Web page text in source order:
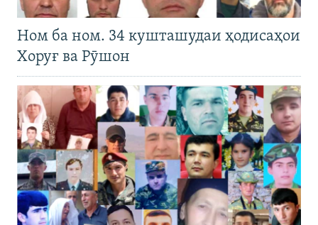
Ном ба ном. 34 кушташудаи ҳодисаҳои
Хоруғ ва Рӯшон